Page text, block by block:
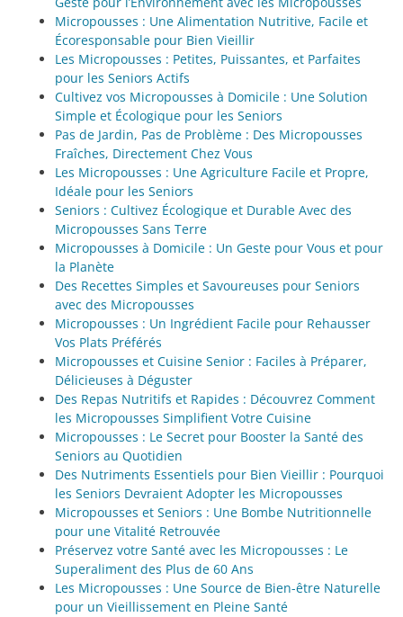
Micropousses : Une Alimentation Nutritive, Facile et
Écoresponsable pour Bien Vieillir
Les Micropousses : Petites, Puissantes, et Parfaites
pour les Seniors Actifs
Cultivez vos Micropousses à Domicile : Une Solution
Simple et Écologique pour les Seniors
Pas de Jardin, Pas de Problème : Des Micropousses
Fraîches, Directement Chez Vous
Les Micropousses : Une Agriculture Facile et Propre,
Idéale pour les Seniors
Seniors : Cultivez Écologique et Durable Avec des
Micropousses Sans Terre
Micropousses à Domicile : Un Geste pour Vous et pour
la Planète
Des Recettes Simples et Savoureuses pour Seniors
avec des Micropousses
Micropousses : Un Ingrédient Facile pour Rehausser
Vos Plats Préférés
Micropousses et Cuisine Senior : Faciles à Préparer,
Délicieuses à Déguster
Des Repas Nutritifs et Rapides : Découvrez Comment
les Micropousses Simplifient Votre Cuisine
Micropousses : Le Secret pour Booster la Santé des
Seniors au Quotidien
Des Nutriments Essentiels pour Bien Vieillir : Pourquoi
les Seniors Devraient Adopter les Micropousses
Micropousses et Seniors : Une Bombe Nutritionnelle
pour une Vitalité Retrouvée
Préservez votre Santé avec les Micropousses : Le
Superaliment des Plus de 60 Ans
Les Micropousses : Une Source de Bien-être Naturelle
pour un Vieillissement en Pleine Santé